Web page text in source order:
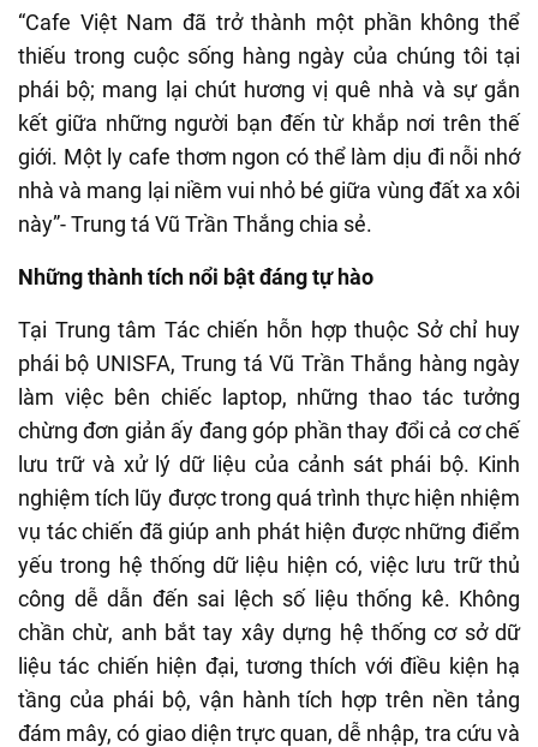
“Cafe Việt Nam đã trở thành một phần không thể
thiếu trong cuộc sống hàng ngày của chúng tôi tại
phái bộ; mang lại chút hương vị quê nhà và sự gắn
kết giữa những người bạn đến từ khắp nơi trên thế
giới. Một ly cafe thơm ngon có thể làm dịu đi nỗi nhớ
nhà và mang lại niềm vui nhỏ bé giữa vùng đất xa xôi
này”- Trung tá Vũ Trần Thắng chia sẻ.
Những thành tích nổi bật đáng tự hào
Tại Trung tâm Tác chiến hỗn hợp thuộc Sở chỉ huy
phái bộ UNISFA, Trung tá Vũ Trần Thắng hàng ngày
làm việc bên chiếc laptop, những thao tác tưởng
chừng đơn giản ấy đang góp phần thay đổi cả cơ chế
lưu trữ và xử lý dữ liệu của cảnh sát phái bộ. Kinh
nghiệm tích lũy được trong quá trình thực hiện nhiệm
vụ tác chiến đã giúp anh phát hiện được những điểm
yếu trong hệ thống dữ liệu hiện có, việc lưu trữ thủ
công dễ dẫn đến sai lệch số liệu thống kê. Không
chần chừ, anh bắt tay xây dựng hệ thống cơ sở dữ
liệu tác chiến hiện đại, tương thích với điều kiện hạ
tầng của phái bộ, vận hành tích hợp trên nền tảng
đám mây, có giao diện trực quan, dễ nhập, tra cứu và